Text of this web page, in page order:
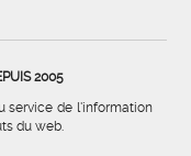
2005
service de l'information
du web.